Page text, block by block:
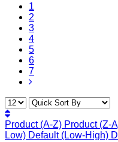
1
2
3
4
5
6
7
Product (A-Z) Product (Z-
Low) Default (Low-High)